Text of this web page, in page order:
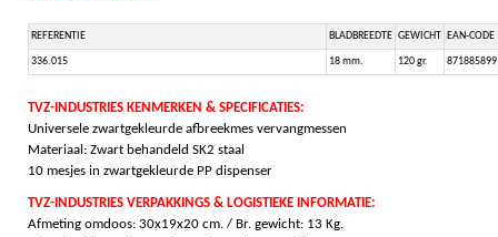
REFERENTIE BLADBREEDTE GEWICHT EAN-CODE
336.015 18 mm. 120 gr.
TVZ-INDUSTRIES KENMERKEN & SPECIFICATIES:
Universele zwartgekleurde afbreekmes vervangmessen
Materiaal: Zwart behandeld SK2 staal
10 mesjes in zwartgekleurde PP dispenser
TVZ-INDUSTRIES VERPAKKINGS & LOGISTIEKE INFORMATIE:
Afmeting omdoos: 30x19x20 cm. / Br. gewicht: 13 Kg.